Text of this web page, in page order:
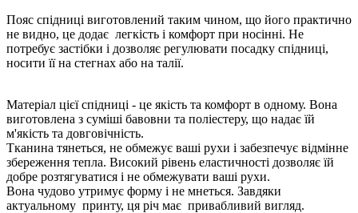
Пояс спідниці виготовлений таким чином, що його практично
не видно, це додає легкість і комфорт при носінні. Не
потребує застібки і дозволяє регулювати посадку спідниці,
носити її на стегнах або на талії.
Матеріал цієї спідниці - це якість та комфорт в одному. Вона
виготовлена з суміші бавовни та поліестеру, що надає їй
м'якість та довговічність.
Тканина тянеться, не обмежує ваші рухи і забезпечує відмінне
збереження тепла. Високий рівень еластичності дозволяє їй
добре розтягуватися і не обмежувати ваші рухи.
Вона чудово утримує форму і не мнеться. Завдяки
актуальному принту, ця річ має привабливий вигляд.